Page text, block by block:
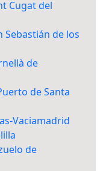
Cugat del
Sebastián de los
de
de Santa
Vaciamadrid
de